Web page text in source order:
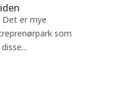
er mye
som